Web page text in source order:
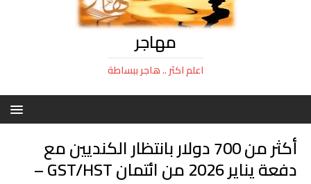
مهاجر
اعلم اكثر .. هاجر ببساطة
أكثر من 700 دولار بانتظار الكنديين مع
دفعة يناير 2026 من ائتمان GST/HST –